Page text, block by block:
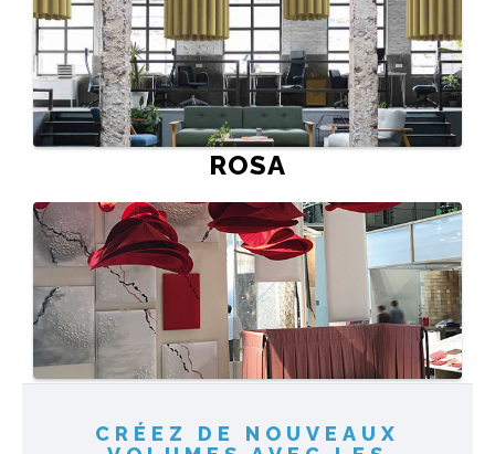
ROSA
CRÉEZ DE NOUVEAUX